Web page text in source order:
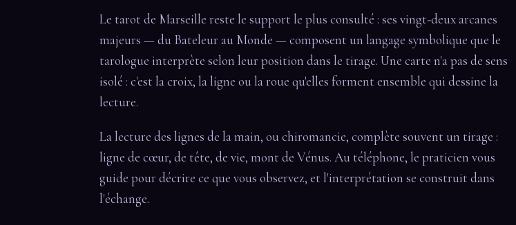
Le tarot de Marseille reste le support le plus consulté : ses vingt-deux arcanes
majeurs — du Bateleur au Monde — composent un langage symbolique que le
tarologue interprète selon leur position dans le tirage. Une carte n'a pas de sens
isolé : c'est la croix, la ligne ou la roue qu'elles forment ensemble qui dessine la
lecture.
La lecture des lignes de la main, ou chiromancie, complète souvent un tirage :
ligne de cœur, de tête, de vie, mont de Vénus. Au téléphone, le praticien vous
guide pour décrire ce que vous observez, et l'interprétation se construit dans
l'échange.